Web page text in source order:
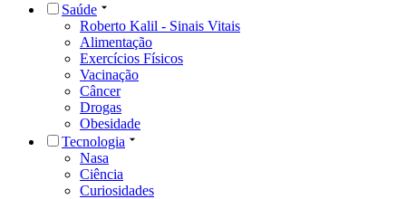
Saúde
Roberto Kalil - Sinais Vitais
Alimentação
Exercícios Físicos
Vacinação
Câncer
Drogas
Obesidade
Tecnologia
Nasa
Ciência
Curiosidades